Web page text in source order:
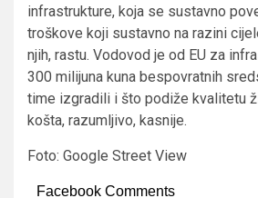
infrastrukture, koja se sustavno
troškove koji sustavno na razini
njih, rastu. Vodovod je od EU za
300 milijuna kuna bespovratnih
time izgradili i što podiže kvalitetu
košta, razumljivo, kasnije.
Foto: Google Street View
Facebook Comments